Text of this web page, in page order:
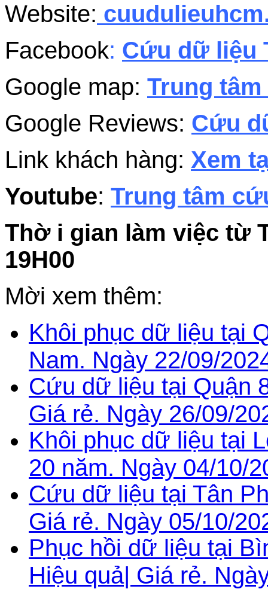
Website:
Facebook: Cứu dữ liệu
Google map: Trung
Google Reviews: Cứu
Link khách hàng: Xem
Youtube: Trung tâm
Thờ i gian làm việc từ
19H00
Mời xem thêm:
Khôi phục dữ liệu tại
Nam. Ngày 22/09/
Cứu dữ liệu tại Quận
Giá rẻ. Ngày 26/09/
Khôi phục dữ liệu tại
20 năm. Ngày 04/10/
Cứu dữ liệu tại Tân
Giá rẻ. Ngày 05/10/
Phục hồi dữ liệu tại
Hiệu quả| Giá rẻ.